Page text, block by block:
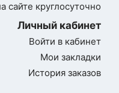
сайте круглосуточно
Личный кабинет
Войти в кабинет
Мои закладки
История заказов